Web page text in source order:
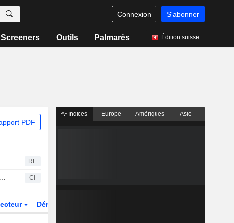
Connexion S'abonner
Screeners Outils Palmarès Édition suisse
PDF
OBLIGATIONS INDE-Les obligations indiennes reculent après le statu quo de la Fed ; l'attention se porte sur les indicateurs nationaux RE
AU Small Finance Bank Limited annonce le versement d'un dividende annuel le 5 octobre 2026 CI
Dérivés
Indices Europe Amériques Asie